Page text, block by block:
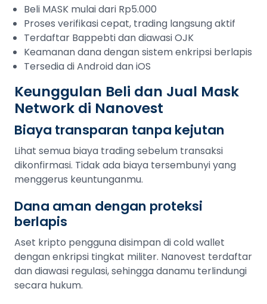
Beli MASK mulai dari Rp5.000
Proses verifikasi cepat, trading langsung aktif
Terdaftar Bappebti dan diawasi OJK
Keamanan dana dengan sistem enkripsi berlapis
Tersedia di Android dan iOS
Keunggulan Beli dan Jual Mask
Network di Nanovest
Biaya transparan tanpa kejutan
Lihat semua biaya trading sebelum transaksi
dikonfirmasi. Tidak ada biaya tersembunyi yang
menggerus keuntunganmu.
Dana aman dengan proteksi
berlapis
Aset kripto pengguna disimpan di cold wallet
dengan enkripsi tingkat militer. Nanovest terdaftar
dan diawasi regulasi, sehingga danamu terlindungi
secara hukum.